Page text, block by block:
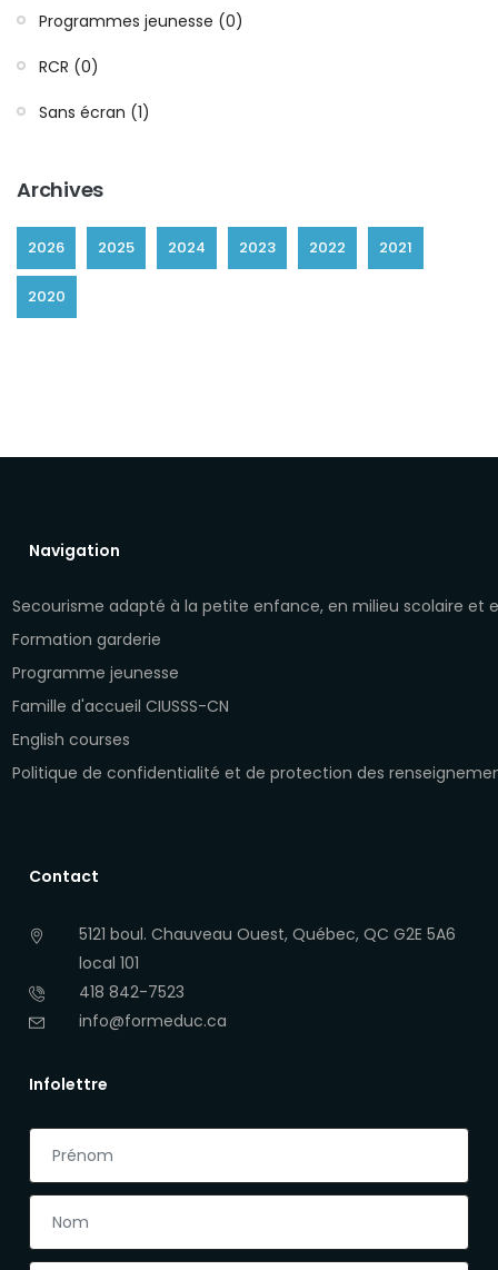
Programmes jeunesse (0)
RCR (0)
Sans écran (1)
Archives
2026 2025 2024 2023 2022 2021
2020
Navigation
Secourisme adapté à la petite enfance, en milieu scolaire et
Formation garderie
Programme jeunesse
Famille d'accueil CIUSSS-CN
English courses
Politique de confidentialité et de protection des
Contact
5121 boul. Chauveau Ouest, Québec, QC G2E 5A6
local 101
418 842-7523
info@formeduc.ca
Infolettre